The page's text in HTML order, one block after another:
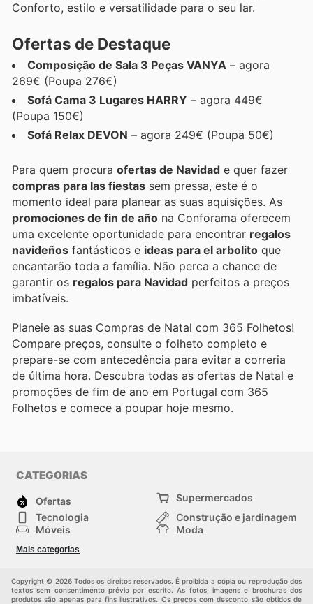
Conforto, estilo e versatilidade para o seu lar.
Ofertas de Destaque
Composição de Sala 3 Peças VANYA – agora
269€ (Poupa 276€)
Sofá Cama 3 Lugares HARRY – agora 449€
(Poupa 150€)
Sofá Relax DEVON – agora 249€ (Poupa 50€)
Para quem procura ofertas de Navidad e quer fazer
compras para las fiestas sem pressa, este é o
momento ideal para planear as suas aquisições. As
promociones de fin de año na Conforama oferecem
uma excelente oportunidade para encontrar regalos
navideños fantásticos e ideas para el arbolito que
encantarão toda a família. Não perca a chance de
garantir os regalos para Navidad perfeitos a preços
imbatíveis.
Planeie as suas Compras de Natal com 365 Folhetos!
Compare preços, consulte o folheto completo e
prepare-se com antecedência para evitar a correria
de última hora. Descubra todas as ofertas de Natal e
promoções de fim de ano em Portugal com 365
Folhetos e comece a poupar hoje mesmo.
CATEGORIAS
Ofertas
Supermercados
Tecnologia
Construção e jardinagem
Móveis
Moda
Crianças
Mais categorias
Copyright © 2026 Todos os direitos reservados. É proibida a cópia ou reprodução dos
textos sem consentimento prévio por escrito. As fotos, imagens e brochuras dos
produtos são apenas para fins ilustrativos. Os preços com desconto são obtidos de